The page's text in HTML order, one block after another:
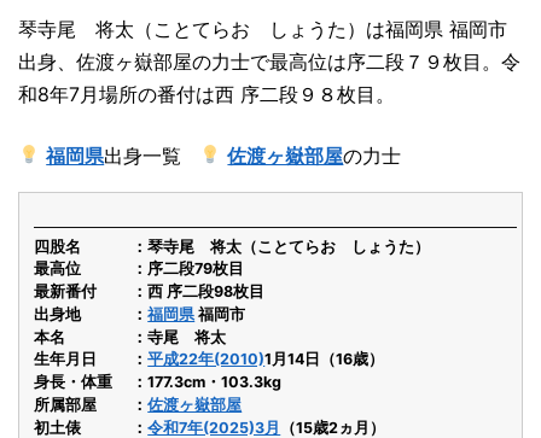
琴寺尾 将太（ことてらお しょうた）は福岡県 福岡市
出身、佐渡ヶ嶽部屋の力士で最高位は序二段７９枚目。令
和8年7月場所の番付は西 序二段９８枚目。
福岡県出身一覧 佐渡ヶ嶽部屋の力士
四股名
琴寺尾 将太（ことてらお しょうた）
最高位
序二段79枚目
最新番付
西 序二段98枚目
出身地
福岡県 福岡市
本名
寺尾 将太
生年月日
平成22年(2010)1月14日（16歳）
身長・体重
177.3cm・103.3kg
所属部屋
佐渡ヶ嶽部屋
初土俵
令和7年(2025)3月
（15歳2ヵ月）